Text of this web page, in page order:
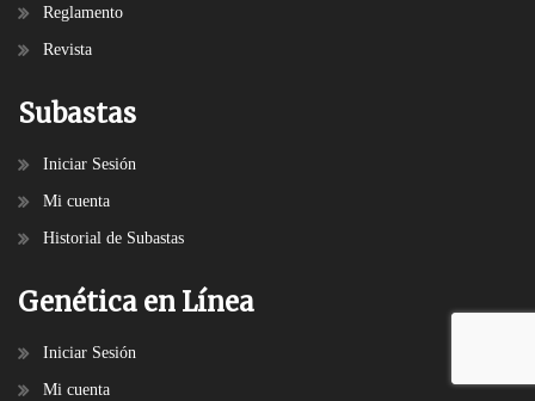
Reglamento
Revista
Subastas
Iniciar Sesión
Mi cuenta
Historial de Subastas
Genética en Línea
Iniciar Sesión
Mi cuenta